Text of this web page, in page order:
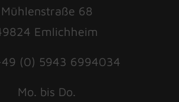
Mühlenstraße 68
Emlichheim
(0) 5943 6994034
Mo. bis Do.